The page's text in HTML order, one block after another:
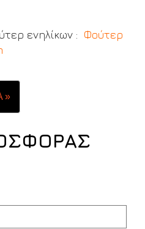
ενηλίκων : Φούτερ
»